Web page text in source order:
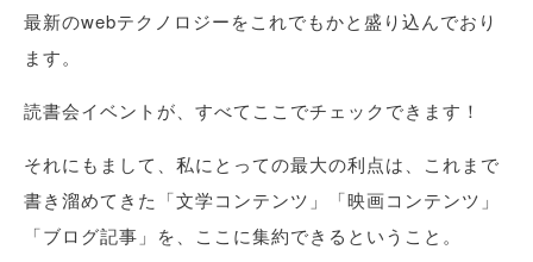
最新のwebテクノロジーをこれでもかと盛り込んでおり
ます。
読書会イベントが、すべてここでチェックできます！
それにもまして、私にとっての最大の利点は、これまで
書き溜めてきた「文学コンテンツ」「映画コンテンツ」
「ブログ記事」を、ここに集約できるということ。